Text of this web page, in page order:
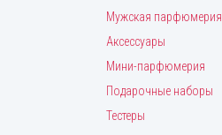
Мужская парфюмерия
Аксессуары
Мини-парфюмерия
Подарочные наборы
Тестеры